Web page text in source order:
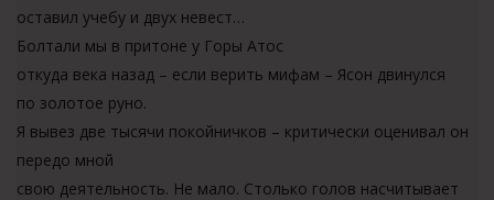
оставил учебу и двух невест…
Болтали мы в притоне у Горы Атос
откуда века назад – если верить мифам – Ясон двинулся
по золотое руно.
Я вывез две тысячи покойничков – критически оценивал он
передо мной
свою деятельность. Не мало. Столько голов насчитывает